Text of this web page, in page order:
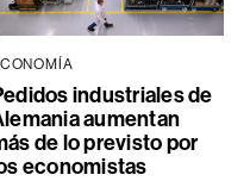
industriales de
aumentan
de lo previsto por
economistas